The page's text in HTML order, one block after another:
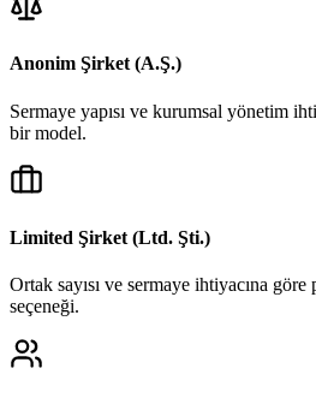
Anonim Şirket (A.Ş.)
Sermaye yapısı ve kurumsal yönetim
bir model.
Limited Şirket (Ltd. Şti.)
Ortak sayısı ve sermaye ihtiyacına
seçeneği.